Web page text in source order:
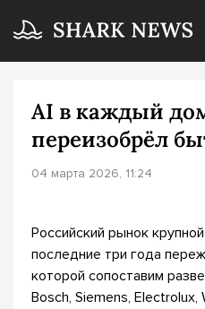
AI в каждый
переизобрёл
04 марта 2026, 11:24
Российский рынок
последние три года
которой сопоставим
Bosch, Siemens,